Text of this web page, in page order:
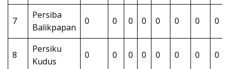
7
Persiba
Balikpapan
0 0 0 0 0 0 0 0
8
Persiku
Kudus
0 0 0 0 0 0 0 0